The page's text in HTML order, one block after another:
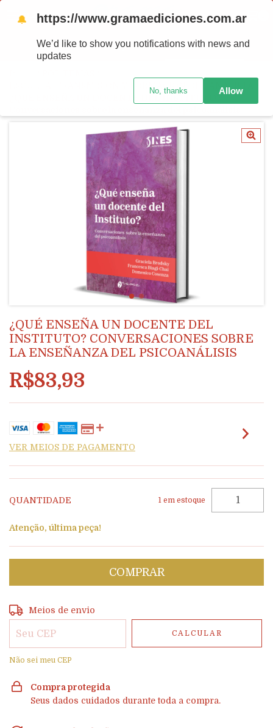
MENU
PRODUTOS
ESCUELA, TRANSMISIÓN Y FORMACIÓN DEL ANALISTA
¿QUÉ ENSEÑA UN DOCENTE DEL INSTITUTO?
¿QUÉ ENSEÑA UN DOCENTE DEL
INSTITUTO? CONVERSACIONES SOBRE
LA ENSEÑANZA DEL PSICOANÁLISIS
R$83,93
VER MEIOS DE PAGAMENTO
QUANTIDADE 1 em estoque
Atenção, última peça!
Entregas para o CEP:
Meios de envio
CALCULAR
Não sei meu CEP
Compra protegida
Seus dados cuidados durante toda a compra.
🔔 https://www.gramaediciones.com.ar
We’d like to show you notifications with news and
updates
No, thanks Allow